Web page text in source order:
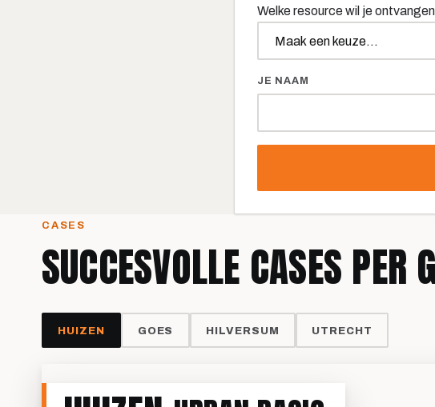
Welke resource wil je
JE NAAM
CASES
SUCCESVOLLE CASES PER
HUIZEN GOES HILVERSUM UTRECHT